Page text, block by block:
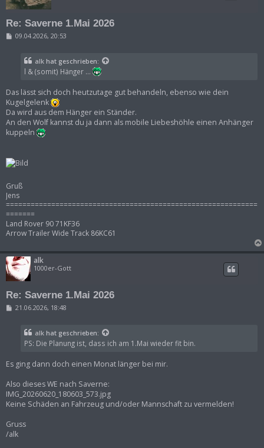
Re: Saverne 1.Mai 2026
B09.04.2026, 20:53
alk hat geschrieben:
l & (somit) Hänger ...
Das lässt sich doch heutzutage gut behandeln, ebenso wie dein
Kugelgelenk
Da wird aus dem Hänger ein Ständer.
An den Wolf kannst du ja dann als mobile Liebeshöhle einen Anhänger
kuppeln
Gruß
Jens
=============================================================
=======
Land Rover 90 71KF36
Arrow Trailer Wide Track 86KC61
alk
1000er-Gott
Re: Saverne 1.Mai 2026
B21.06.2026, 18:48
alk hat geschrieben:
PS: Die Planung ist, dass ich am 1.Mai wieder fit bin.
Es ging dann doch einen Monat länger bei mir.
Also dieses WE nach Saverne:
IMG_20260620_180603_573.jpg
Keine Schäden an Fahrzeug und/oder Mannschaft zu vermelden!
Gruss
/alk